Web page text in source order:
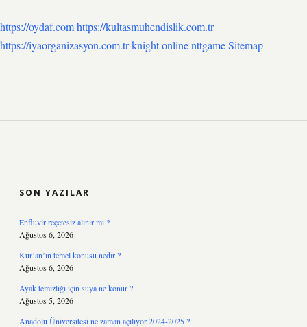
https://oydaf.comhttps://kultasmuhendislik.com.tr
https://iyaorganizasyon.com.trknight onlinenttgameSitemap
SON YAZILAR
Enfluvir reçetesiz alınır mı ?
Ağustos 6, 2026
Kur’an’ın temel konusu nedir ?
Ağustos 6, 2026
Ayak temizliği için suya ne konur ?
Ağustos 5, 2026
Anadolu Üniversitesi ne zaman açılıyor 2024-2025 ?